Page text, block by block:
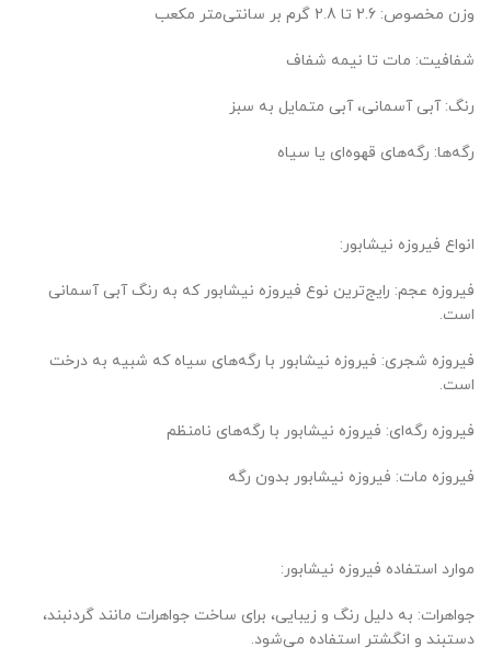
وزن مخصوص: 2.6 تا 2.8 گرم بر سانتی‌متر مکعب
شفافیت: مات تا نیمه شفاف
رنگ: آبی آسمانی، آبی متمایل به سبز
رگه‌ها: رگه‌های قهوه‌ای یا سیاه
انواع فیروزه نیشابور:
فیروزه عجم: رایج‌ترین نوع فیروزه نیشابور که به رنگ آبی آسمانی
است.
فیروزه شجری: فیروزه نیشابور با رگه‌های سیاه که شبیه به درخت
است.
فیروزه رگه‌ای: فیروزه نیشابور با رگه‌های نامنظم
فیروزه مات: فیروزه نیشابور بدون رگه
موارد استفاده فیروزه نیشابور:
جواهرات: به دلیل رنگ و زیبایی، برای ساخت جواهرات مانند گردنبند،
دستبند و انگشتر استفاده می‌شود.